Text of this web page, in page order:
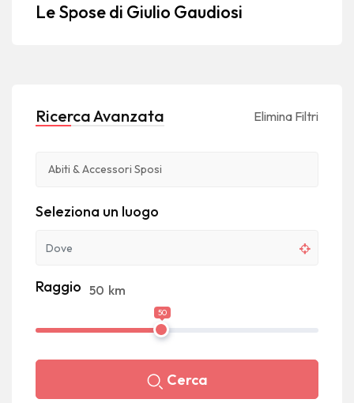
Le Spose di Giulio Gaudiosi
Ricerca Avanzata Elimina Filtri
Seleziona un luogo
Raggio 50 km
50
Cerca